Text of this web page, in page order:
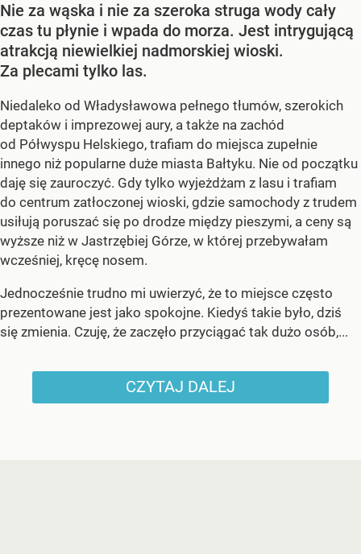
Nie za wąska i nie za szeroka struga wody cały
czas tu płynie i wpada do morza. Jest intrygującą
atrakcją niewielkiej nadmorskiej wioski.
Za plecami tylko las.
Niedaleko od Władysławowa pełnego tłumów, szerokich
deptaków i imprezowej aury, a także na zachód
od Półwyspu Helskiego, trafiam do miejsca zupełnie
innego niż popularne duże miasta Bałtyku. Nie od początku
daję się zauroczyć. Gdy tylko wyjeżdżam z lasu i trafiam
do centrum zatłoczonej wioski, gdzie samochody z trudem
usiłują poruszać się po drodze między pieszymi, a ceny są
wyższe niż w Jastrzębiej Górze, w której przebywałam
wcześniej, kręcę nosem.
Jednocześnie trudno mi uwierzyć, że to miejsce często
prezentowane jest jako spokojne. Kiedyś takie było, dziś
się zmienia. Czuję, że zaczęło przyciągać tak dużo osób,...
CZYTAJ DALEJ